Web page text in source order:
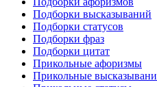
Подборки высказываний
Подборки статусов
Подборки фраз
Подборки цитат
Прикольные афоризмы
Прикольные